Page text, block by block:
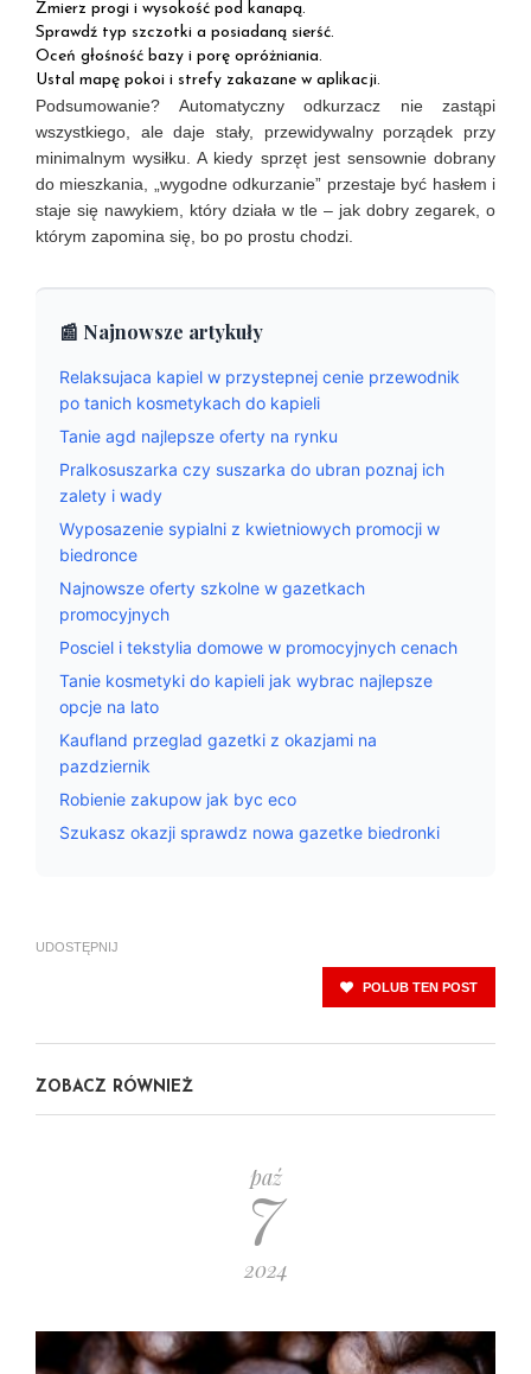
Zmierz progi i wysokość pod kanapą.
Sprawdź typ szczotki a posiadaną sierść.
Oceń głośność bazy i porę opróżniania.
Ustal mapę pokoi i strefy zakazane w aplikacji.
Podsumowanie? Automatyczny odkurzacz nie zastąpi
wszystkiego, ale daje stały, przewidywalny porządek przy
minimalnym wysiłku. A kiedy sprzęt jest sensownie dobrany
do mieszkania, „wygodne odkurzanie” przestaje być hasłem i
staje się nawykiem, który działa w tle – jak dobry zegarek, o
którym zapomina się, bo po prostu chodzi.
📰 Najnowsze artykuły
Relaksujaca kapiel w przystepnej cenie przewodnik
po tanich kosmetykach do kapieli
Tanie agd najlepsze oferty na rynku
Pralkosuszarka czy suszarka do ubran poznaj ich
zalety i wady
Wyposazenie sypialni z kwietniowych promocji w
biedronce
Najnowsze oferty szkolne w gazetkach
promocyjnych
Posciel i tekstylia domowe w promocyjnych cenach
Tanie kosmetyki do kapieli jak wybrac najlepsze
opcje na lato
Kaufland przeglad gazetki z okazjami na
pazdziernik
Robienie zakupow jak byc eco
Szukasz okazji sprawdz nowa gazetke biedronki
UDOSTĘPNIJ
POLUB TEN POST
ZOBACZ RÓWNIEŻ
paź
7
2024